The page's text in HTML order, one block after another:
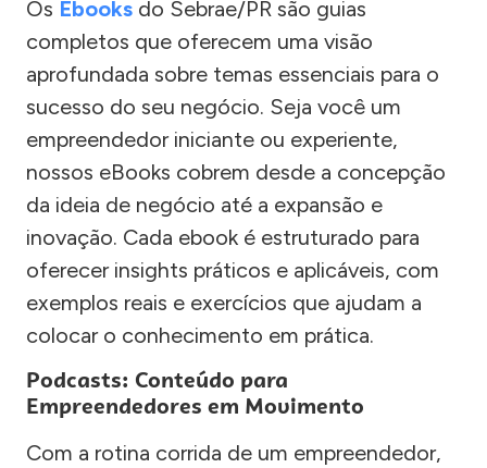
Os Ebooks do Sebrae/PR são guias
completos que oferecem uma visão
aprofundada sobre temas essenciais para o
sucesso do seu negócio. Seja você um
empreendedor iniciante ou experiente,
nossos eBooks cobrem desde a concepção
da ideia de negócio até a expansão e
inovação. Cada ebook é estruturado para
oferecer insights práticos e aplicáveis, com
exemplos reais e exercícios que ajudam a
colocar o conhecimento em prática.
Podcasts: Conteúdo para
Empreendedores em Movimento
Com a rotina corrida de um empreendedor,